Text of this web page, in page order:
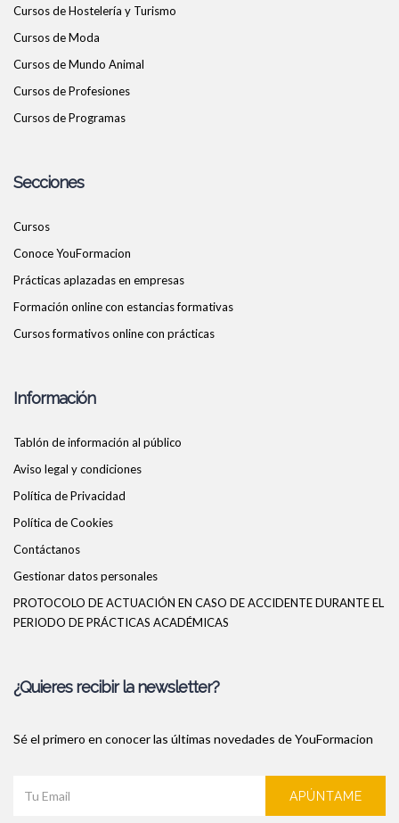
Cursos de Hostelería y Turismo
Cursos de Moda
Cursos de Mundo Animal
Cursos de Profesiones
Cursos de Programas
Secciones
Cursos
Conoce YouFormacion
Prácticas aplazadas en empresas
Formación online con estancias formativas
Cursos formativos online con prácticas
Información
Tablón de información al público
Aviso legal y condiciones
Política de Privacidad
Política de Cookies
Contáctanos
Gestionar datos personales
PROTOCOLO DE ACTUACIÓN EN CASO DE ACCIDENTE DURANTE EL
PERIODO DE PRÁCTICAS ACADÉMICAS
¿Quieres recibir la newsletter?
Sé el primero en conocer las últimas novedades de YouFormacion
APÚNTAME